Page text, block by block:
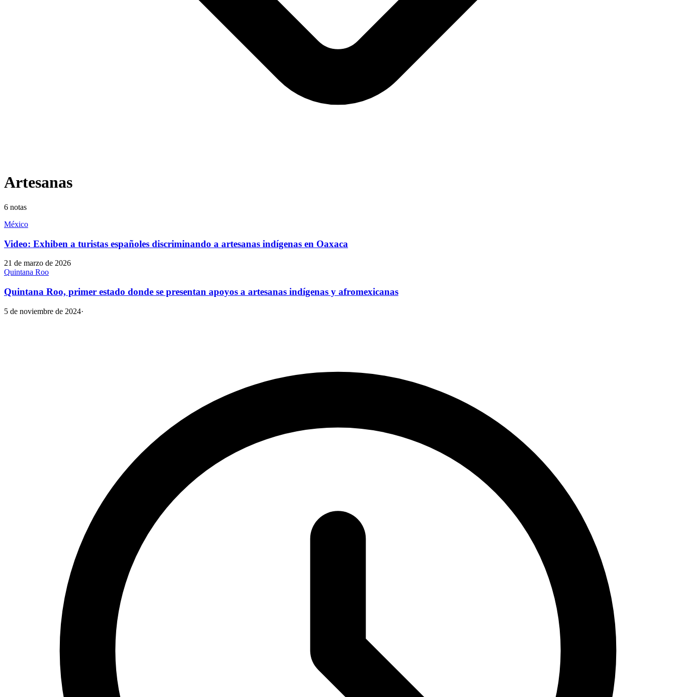
Artesanas
6 notas
México
Video: Exhiben a turistas españoles discriminando a artesanas indígenas en Oaxaca
21 de marzo de 2026
Quintana Roo
Quintana Roo, primer estado donde se presentan apoyos a artesanas indígenas y afromexicanas
5 de noviembre de 2024·